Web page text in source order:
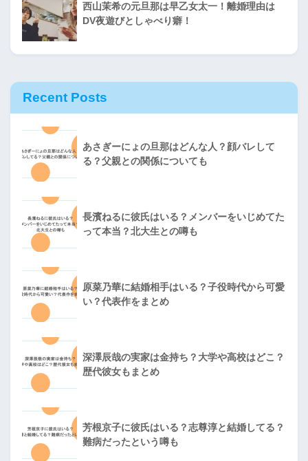
西山茉希の元旦那は早乙女太一！離婚理由は
DV夜遊びとしゃべり癖！
Recent Posts
あさぎーにょの旦那はどんな人？顔バレして
る？父親との関係についても
長濱ねるに彼氏はいる？メンバーをいじめてた
って本当？北大生との噂も
原菜乃華に結婚相手はいる？子役時代から可愛
い？代表作をまとめ
深澤辰哉の実家は金持ち？大学や高校はどこ？
歴代彼女もまとめ
芳根京子に彼氏はいる？志尊淳と結婚してる？
難病だったという噂も